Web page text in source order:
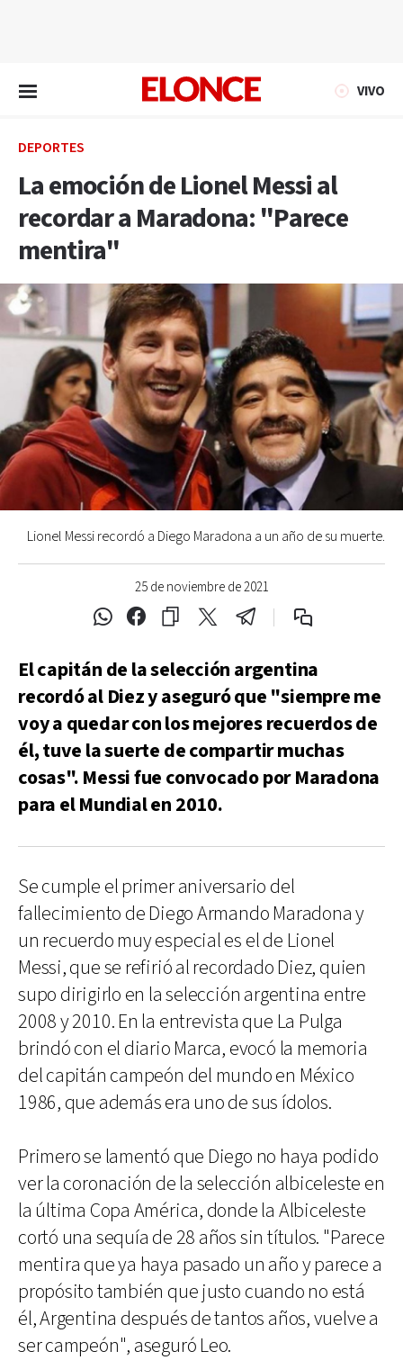
VIVO
DEPORTES
La emoción de Lionel Messi al
recordar a Maradona: "Parece
mentira"
25 de noviembre de 2021
Lionel Messi recordó a Diego Maradona a un año de su muerte.
El capitán de la selección argentina
recordó al Diez y aseguró que "siempre me
voy a quedar con los mejores recuerdos de
él, tuve la suerte de compartir muchas
cosas". Messi fue convocado por Maradona
para el Mundial en 2010.
Se cumple el primer aniversario del
fallecimiento de Diego Armando Maradona y
un recuerdo muy especial es el de Lionel
Messi, que se refirió al recordado Diez, quien
supo dirigirlo en la selección argentina entre
2008 y 2010. En la entrevista que La Pulga
brindó con el diario Marca, evocó la memoria
del capitán campeón del mundo en México
1986, que además era uno de sus ídolos.
Primero se lamentó que Diego no haya podido
ver la coronación de la selección albiceleste en
la última Copa América, donde la Albiceleste
cortó una sequía de 28 años sin títulos. "Parece
mentira que ya haya pasado un año y parece a
propósito también que justo cuando no está
él, Argentina después de tantos años, vuelve a
ser campeón", aseguró Leo.